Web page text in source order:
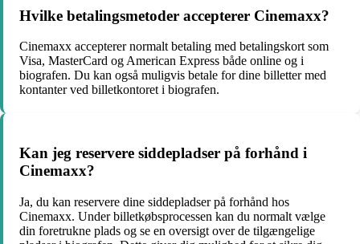
Hvilke betalingsmetoder accepterer Cinemaxx?
Cinemaxx accepterer normalt betaling med betalingskort som
Visa, MasterCard og American Express både online og i
biografen. Du kan også muligvis betale for dine billetter med
kontanter ved billetkontoret i biografen.
Kan jeg reservere siddepladser på forhånd i
Cinemaxx?
Ja, du kan reservere dine siddepladser på forhånd hos
Cinemaxx. Under billetkøbsprocessen kan du normalt vælge
din foretrukne plads og se en oversigt over de tilgængelige